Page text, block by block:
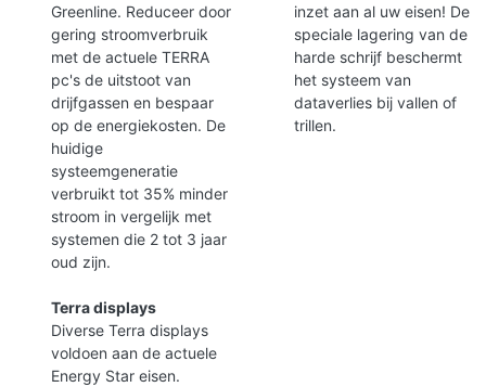
Greenline. Reduceer door
gering stroomverbruik
met de actuele TERRA
pc's de uitstoot van
drijfgassen en bespaar
op de energiekosten. De
huidige
systeemgeneratie
verbruikt tot 35% minder
stroom in vergelijk met
systemen die 2 tot 3 jaar
oud zijn.
Terra displays
Diverse Terra displays
voldoen aan de actuele
Energy Star eisen.
inzet aan al uw eisen! De
speciale lagering van de
harde schrijf beschermt
het systeem van
dataverlies bij vallen of
trillen.